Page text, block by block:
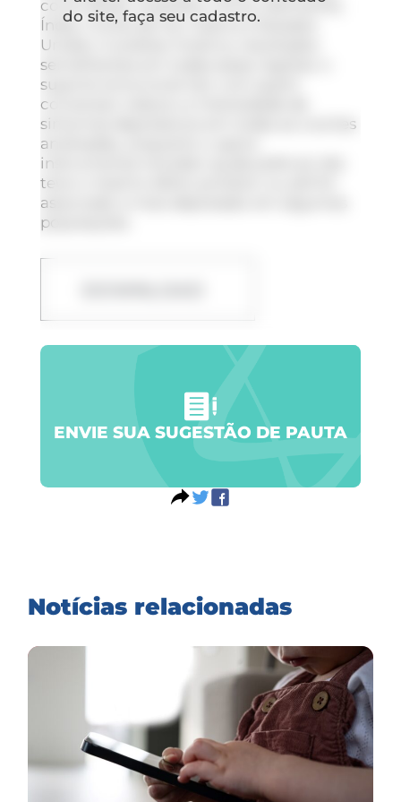
como Brasil, Austrália, China, Alemanha,
Índia, Coreia do Sul, Suécia e Estados
Unidos. A análise mostrou resultados
semelhantes em todas essas regiões: o
suporte emocional (ter com quem
conversar) reduziu a intensidade de
sintomas depressivos em todas as coortes
analisadas, enquanto o apoio
instrumental (receber ajuda prática) não
teve o mesmo efeito protetor ou até foi
associado a mais depressão em algumas
populações.
do site, faça seu cadastro.
ENVIE SUA SUGESTÃO DE PAUTA
Notícias relacionadas